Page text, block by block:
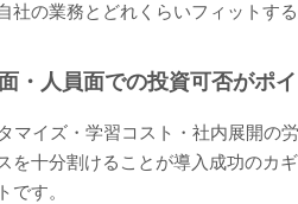
社の業務とどれくらいフィットす
・人員面での投資可否がポ
マイズ・学習コスト・社内展開の
を十分割けることが導入成功のカ
す。